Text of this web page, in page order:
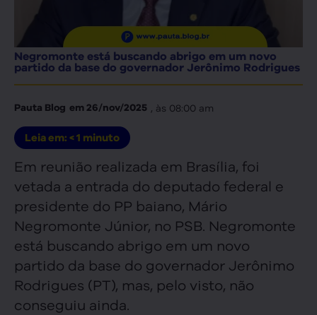
Negromonte está buscando abrigo em um novo
partido da base do governador Jerônimo Rodrigues
Pauta Blog em 26/nov/2025 , às 08:00 am
Leia em: < 1 minuto
Em reunião realizada em Brasília, foi
vetada a entrada do deputado federal e
presidente do PP baiano, Mário
Negromonte Júnior, no PSB. Negromonte
está buscando abrigo em um novo
partido da base do governador Jerônimo
Rodrigues (PT), mas, pelo visto, não
conseguiu ainda.